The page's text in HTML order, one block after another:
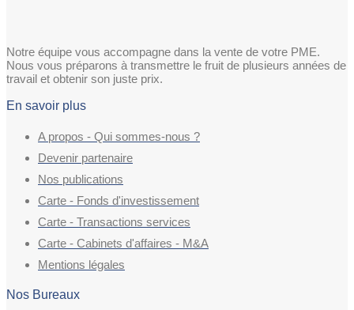
Notre équipe vous accompagne dans la vente de votre PME.
Nous vous préparons à transmettre le fruit de plusieurs années de
travail et obtenir son juste prix.
En savoir plus
A propos - Qui sommes-nous ?
Devenir partenaire
Nos publications
Carte - Fonds d'investissement
Carte - Transactions services
Carte - Cabinets d'affaires - M&A
Mentions légales
Nos Bureaux